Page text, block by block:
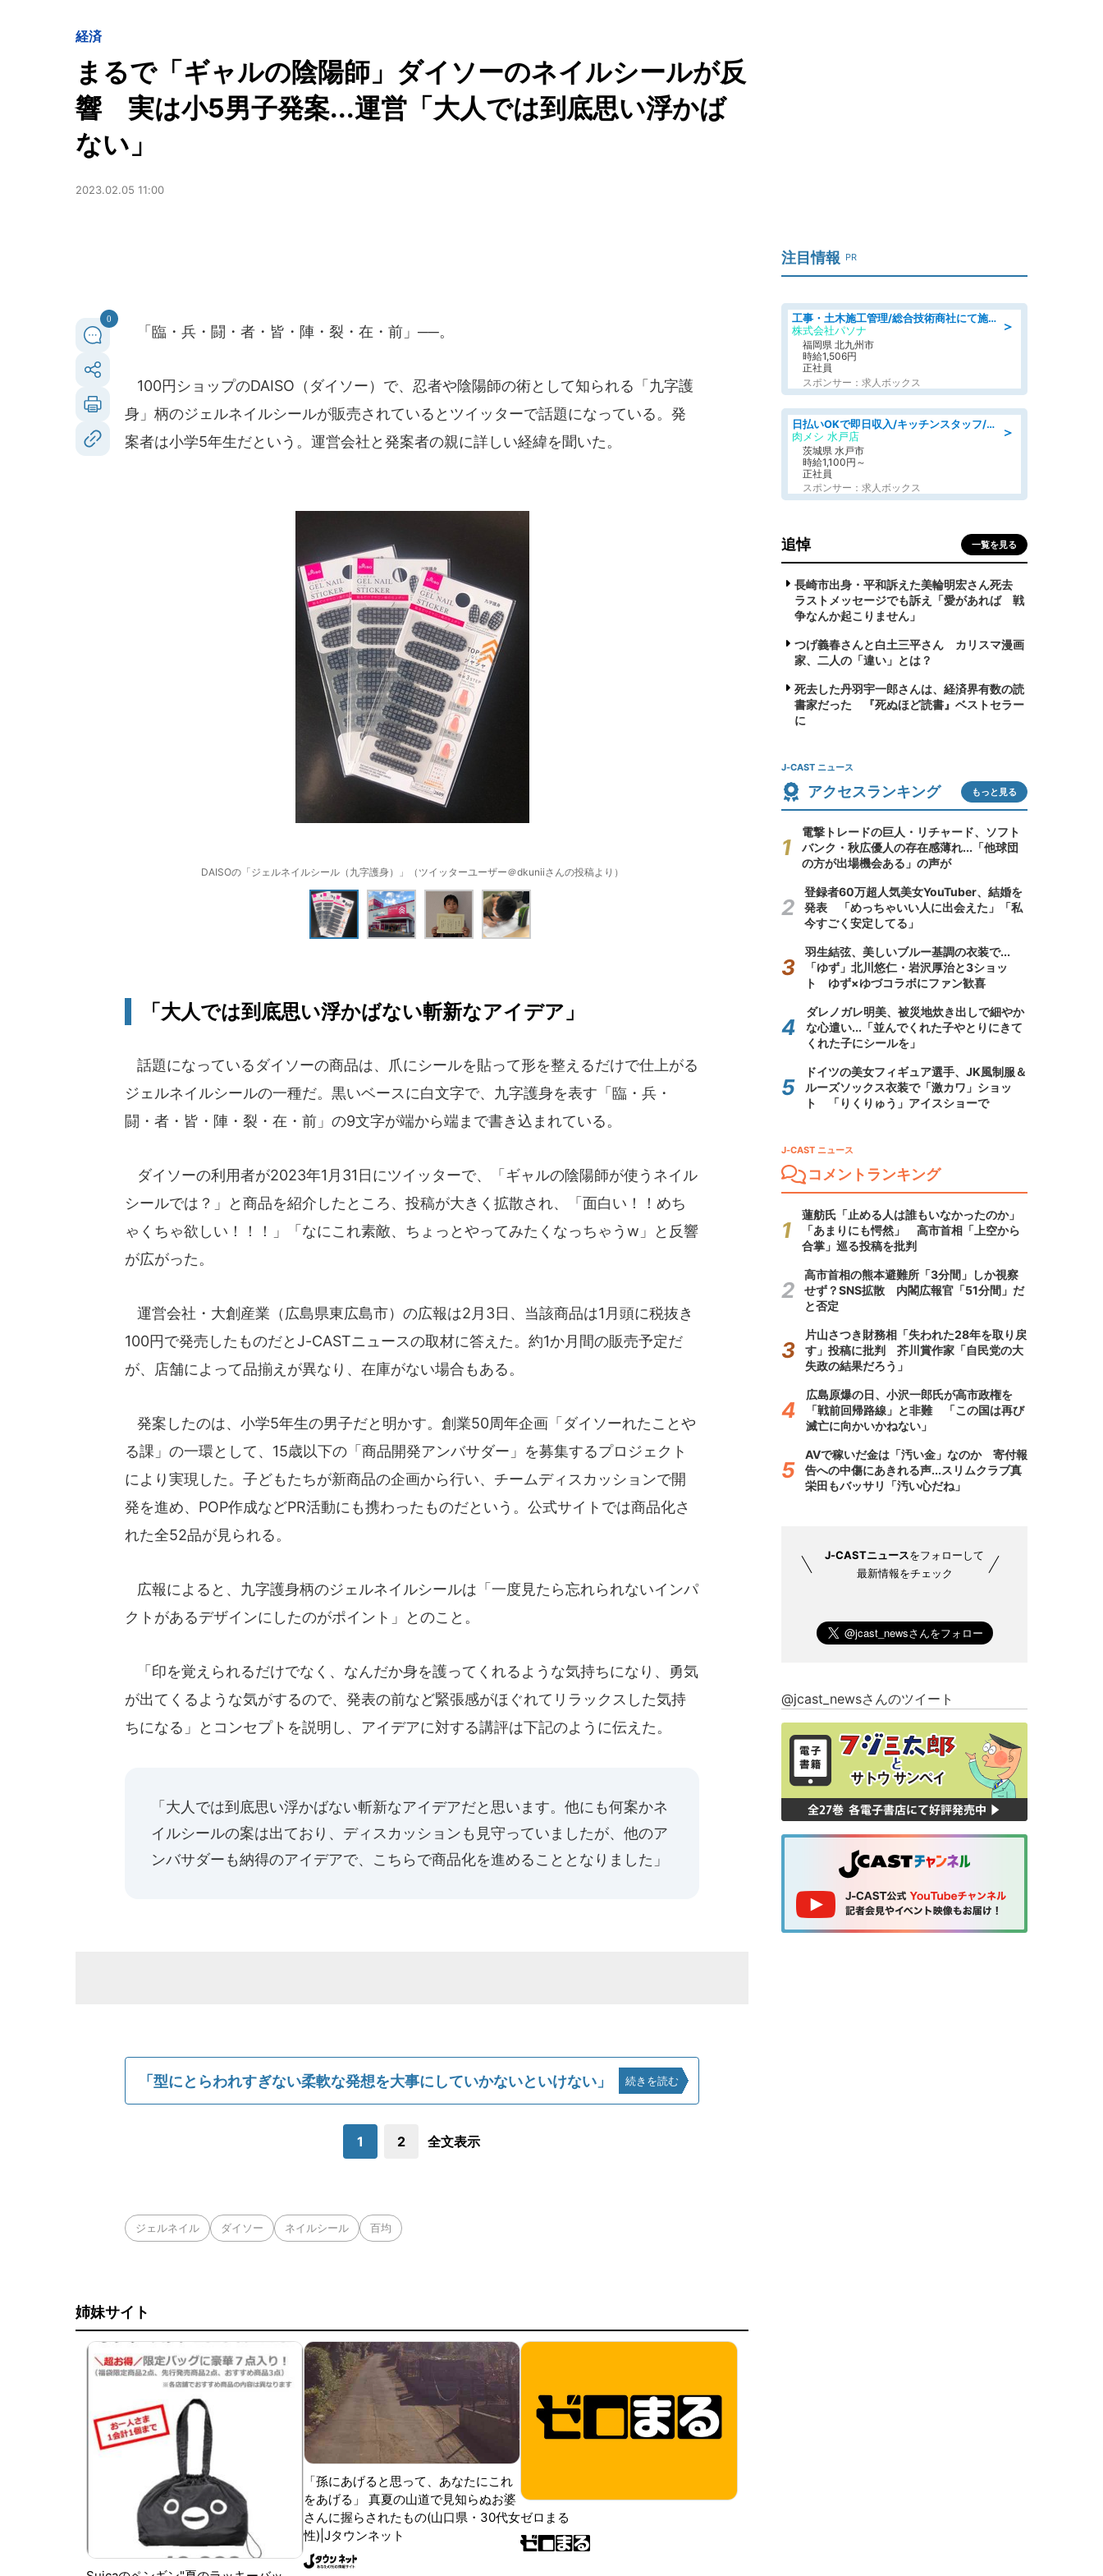
経済
まるで「ギャルの陰陽師」ダイソーのネイルシールが反
響 実は小5男子発案...運営「大人では到底思い浮かば
ない」
2023.02.05 11:00
0
「臨・兵・闘・者・皆・陣・裂・在・前」──。
100円ショップのDAISO（ダイソー）で、忍者や陰陽師の術として知られる「九字護
身」柄のジェルネイルシールが販売されているとツイッターで話題になっている。発
案者は小学5年生だという。運営会社と発案者の親に詳しい経緯を聞いた。
DAISOの「ジェルネイルシール（九字護身）」（ツイッターユーザー＠dkuniiさんの投稿より）
「大人では到底思い浮かばない斬新なアイデア」
話題になっているダイソーの商品は、爪にシールを貼って形を整えるだけで仕上がる
ジェルネイルシールの一種だ。黒いベースに白文字で、九字護身を表す「臨・兵・
闘・者・皆・陣・裂・在・前」の9文字が端から端まで書き込まれている。
ダイソーの利用者が2023年1月31日にツイッターで、「ギャルの陰陽師が使うネイル
シールでは？」と商品を紹介したところ、投稿が大きく拡散され、「面白い！！めち
ゃくちゃ欲しい！！！」「なにこれ素敵、ちょっとやってみたくなっちゃうw」と反響
が広がった。
運営会社・大創産業（広島県東広島市）の広報は2月3日、当該商品は1月頭に税抜き
100円で発売したものだとJ-CASTニュースの取材に答えた。約1か月間の販売予定だ
が、店舗によって品揃えが異なり、在庫がない場合もある。
発案したのは、小学5年生の男子だと明かす。創業50周年企画「ダイソーれたことや
る課」の一環として、15歳以下の「商品開発アンバサダー」を募集するプロジェクト
により実現した。子どもたちが新商品の企画から行い、チームディスカッションで開
発を進め、POP作成などPR活動にも携わったものだという。公式サイトでは商品化さ
れた全52品が見られる。
広報によると、九字護身柄のジェルネイルシールは「一度見たら忘れられないインパ
クトがあるデザインにしたのがポイント」とのこと。
「印を覚えられるだけでなく、なんだか身を護ってくれるような気持ちになり、勇気
が出てくるような気がするので、発表の前など緊張感がほぐれてリラックスした気持
ちになる」とコンセプトを説明し、アイデアに対する講評は下記のように伝えた。
「大人では到底思い浮かばない斬新なアイデアだと思います。他にも何案かネ
イルシールの案は出ており、ディスカッションも見守っていましたが、他のア
ンバサダーも納得のアイデアで、こちらで商品化を進めることとなりました」
「型にとらわれすぎない柔軟な発想を大事にしていかないといけない」 続きを読む
1 2 全文表示
ジェルネイル ダイソー ネイルシール 百均
姉妹サイト
「孫にあげると思って、あなたにこれ
をあげる」 真夏の山道で見知らぬお婆
さんに握らされたもの(山口県・30代女
性)|Jタウンネット
ゼロまる
注目情報 PR
＞
工事・土木施工管理/総合技術商社にて施工管理のお仕事/即日勤務可/車通勤可/工事・土木施工管理/生産・品質管理
株式会社パソナ
福岡県 北九州市
時給1,506円
正社員
スポンサー：求人ボックス
＞
日払いOKで即日収入/キッチンスタッフ/デリバリー業務など、自己成長可能な幅広い仕事に挑戦!髪型自由&ピアス・ネイルOK/茨城県/水戸市
肉メシ 水戸店
茨城県 水戸市
時給1,100円～
正社員
スポンサー：求人ボックス
追悼 一覧を見る
長崎市出身・平和訴えた美輪明宏さん死去
ラストメッセージでも訴え「愛があれば 戦
争なんか起こりません」
つげ義春さんと白土三平さん カリスマ漫画
家、二人の「違い」とは？
死去した丹羽宇一郎さんは、経済界有数の読
書家だった 『死ぬほど読書』ベストセラー
に
J-CAST ニュース
アクセスランキング もっと見る
電撃トレードの巨人・リチャード、ソフト
バンク・秋広優人の存在感薄れ...「他球団
の方が出場機会ある」の声が
登録者60万超人気美女YouTuber、結婚を
発表 「めっちゃいい人に出会えた」「私
今すごく安定してる」
羽生結弦、美しいブルー基調の衣装で...
「ゆず」北川悠仁・岩沢厚治と3ショッ
ト ゆず×ゆづコラボにファン歓喜
ダレノガレ明美、被災地炊き出しで細やか
な心遣い...「並んでくれた子やとりにきて
くれた子にシールを」
ドイツの美女フィギュア選手、JK風制服＆
ルーズソックス衣装で「激カワ」ショッ
ト 「りくりゅう」アイスショーで
J-CAST ニュース
コメントランキング
蓮舫氏「止める人は誰もいなかったのか」
「あまりにも愕然」 高市首相「上空から
合掌」巡る投稿を批判
高市首相の熊本避難所「3分間」しか視察
せず？SNS拡散 内閣広報官「51分間」だ
と否定
片山さつき財務相「失われた28年を取り戻
す」投稿に批判 芥川賞作家「自民党の大
失政の結果だろう」
広島原爆の日、小沢一郎氏が高市政権を
「戦前回帰路線」と非難 「この国は再び
滅亡に向かいかねない」
AVで稼いだ金は「汚い金」なのか 寄付報
告への中傷にあきれる声...スリムクラブ真
栄田もバッサリ「汚い心だね」
J-CASTニュースをフォローして
最新情報をチェック
@jcast_newsさんのツイート